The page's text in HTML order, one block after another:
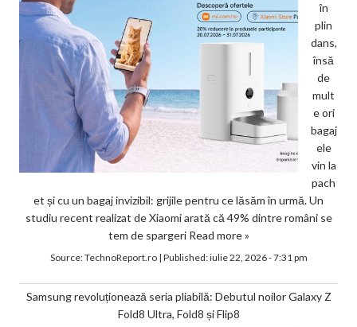
în
plin
dans,
însă
de
mult
e ori
bagaj
ele
vin la
pach
et și cu un bagaj invizibil: grijile pentru ce lăsăm în urmă. Un
studiu recent realizat de Xiaomi arată că 49% dintre români se
tem de spargeri Read more »
Source:TechnoReport.ro| Published:iulie 22, 2026 - 7:31 pm
Samsung revoluționează seria pliabilă: Debutul noilor Galaxy Z
Fold8 Ultra, Fold8 și Flip8